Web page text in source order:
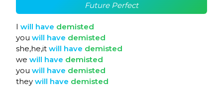
Future Perfect
I will have demisted
you will have demisted
she,he,it will have demisted
we will have demisted
you will have demisted
they will have demisted